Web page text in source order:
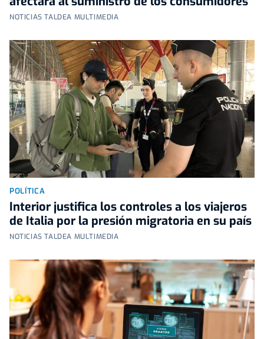
NOTICIAS TALDEA MULTIMEDIA
POLÍTICA
Interior justifica los controles a los viajeros
de Italia por la presión migratoria en su país
NOTICIAS TALDEA MULTIMEDIA